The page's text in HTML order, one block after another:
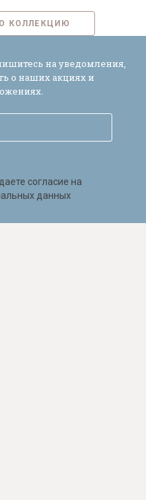
КОЛЛЕКЦИЮ
на уведомления,
о наших акциях и
согласие на
данных